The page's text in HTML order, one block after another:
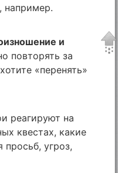
например.
и
повторять за
«перенять»
реагируют на
квестах, какие
просьб, угроз,